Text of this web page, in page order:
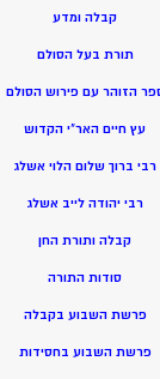
קבלה ומדע
תורת בעל הסולם
הזוהר עם פירוש הסולם
עץ חיים האר”י הקדוש
רבי ברוך שלום הלוי אשלג
רבי יהודה לייב אשלג
קבלה ותורת החן
סודות התורה
פרשת השבוע בקבלה
פרשת השבוע בחסידות